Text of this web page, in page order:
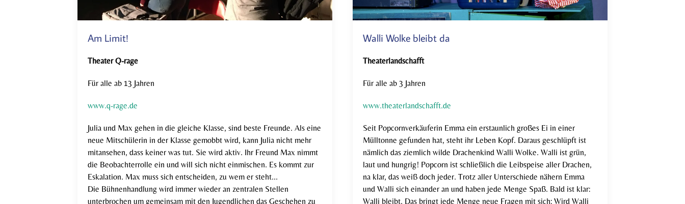
Am Limit!
Theater Q-rage
Für alle ab 13 Jahren
www.q-rage.de
Julia und Max gehen in die gleiche Klasse, sind beste Freunde. Als eine
neue Mitschülerin in der Klasse gemobbt wird, kann Julia nicht mehr
mitansehen, dass keiner was tut. Sie wird aktiv. Ihr Freund Max nimmt
die Beobachterrolle ein und will sich nicht einmischen. Es kommt zur
Eskalation. Max muss sich entscheiden, zu wem er steht...
Die Bühnenhandlung wird immer wieder an zentralen Stellen
unterbrochen um gemeinsam mit den Jugendlichen das Geschehen zu
Walli Wolke bleibt da
Theaterlandschafft
Für alle ab 3 Jahren
www.theaterlandschafft.de
Seit Popcornverkäuferin Emma ein erstaunlich großes Ei in einer
Mülltonne gefunden hat, steht ihr Leben Kopf. Daraus geschlüpft ist
nämlich das ziemlich wilde Drachenkind Walli Wolke. Walli ist grün,
laut und hungrig! Popcorn ist schließlich die Leibspeise aller Drachen,
na klar, das weiß doch jeder. Trotz aller Unterschiede nähern Emma
und Walli sich einander an und haben jede Menge Spaß. Bald ist klar:
Walli bleibt. Das bringt jede Menge neue Fragen mit sich: Wird Walli